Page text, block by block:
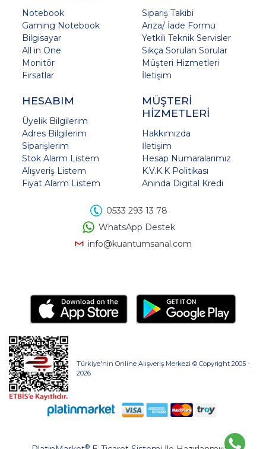
Notebook
Gaming Notebook
Bilgisayar
All in One
Monitör
Fırsatlar
Sipariş Takibi
Arıza/ İade Formu
Yetkili Teknik Servisler
Sıkça Sorulan Sorular
Müşteri Hizmetleri
İletişim
HESABIM
Üyelik Bilgilerim
Adres Bilgilerim
Siparişlerim
Stok Alarm Listem
Alışveriş Listem
Fiyat Alarm Listem
MÜŞTERİ
HİZMETLERİ
Hakkımızda
İletişim
Hesap Numaralarımız
K.V.K.K Politikası
Anında Digital Kredi
0533 293 13 78
WhatsApp Destek
info@kuantumsanal.com
Türkiye'nin Online Alışveriş Merkezi © Copyright 2005 -
2026
®